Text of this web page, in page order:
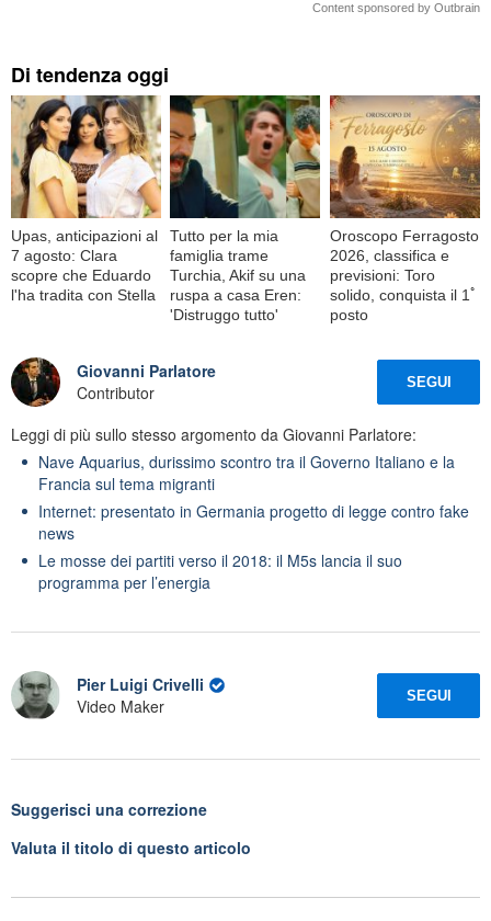
Content sponsored by Outbrain
Di tendenza oggi
Upas, anticipazioni al
7 agosto: Clara
scopre che Eduardo
l'ha tradita con Stella
Tutto per la mia
famiglia trame
Turchia, Akif su una
ruspa a casa Eren:
'Distruggo tutto'
Oroscopo Ferragosto
2026, classifica e
previsioni: Toro
solido, conquista il 1ﾟ
posto
Giovanni Parlatore
Contributor
SEGUI
Leggi di più sullo stesso argomento da Giovanni Parlatore:
Nave Aquarius, durissimo scontro tra il Governo Italiano e la
Francia sul tema migranti
Internet: presentato in Germania progetto di legge contro fake
news
Le mosse dei partiti verso il 2018: il M5s lancia il suo
programma per l’energia
Pier Luigi Crivelli
Video Maker
SEGUI
Suggerisci una correzione
Valuta il titolo di questo articolo